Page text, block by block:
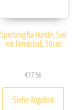
Spielzeug für Hunde, Seil
mit Tennisball, 30 cm
€17.56
Siehe Angebot